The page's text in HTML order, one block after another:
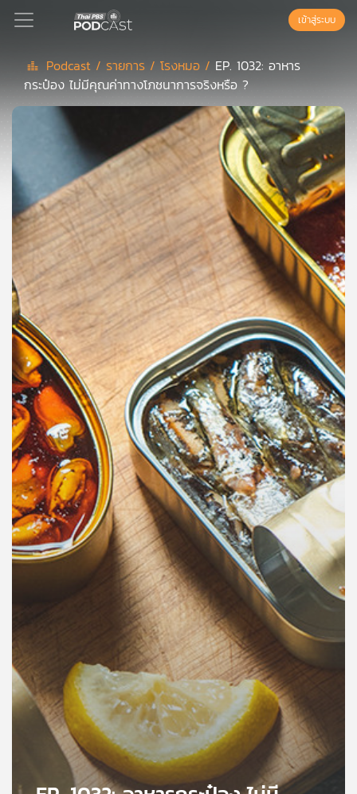
Podcast
ลิ
สต์
แนะนำ
เพล
ย์
ลิ
สต์
ของ
คุณ
เพลง
บทความ
ข่าว
และ
เกี่ยว
กับ
เรา
ไทย
เข้าสู่ระบบ
Podcast / รายการ /โรงหมอ / EP. 1032: อาหาร
กระป๋อง ไม่มีคุณค่าทางโภชนาการจริงหรือ ?